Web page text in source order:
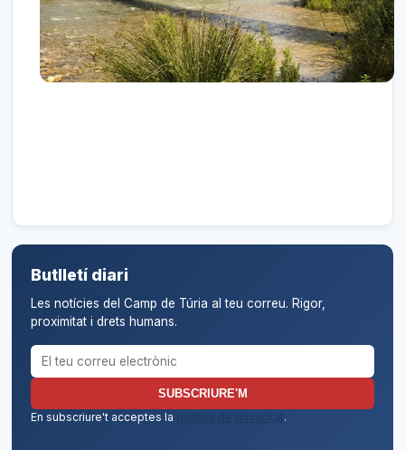
Butlletí diari
Les notícies del Camp de Túria al teu correu. Rigor,
proximitat i drets humans.
Correu electrònic per al butlletí
SUBSCRIURE'M
En subscriure't acceptes la
política de privacitat.